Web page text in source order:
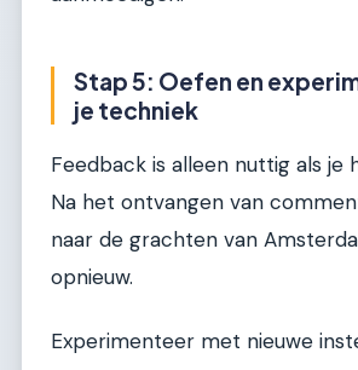
Stap 5: Oefen en
je techniek
Feedback is alleen nuttig als je
Na het ontvangen van
naar de grachten van
opnieuw.
Experimenteer met nieuwe